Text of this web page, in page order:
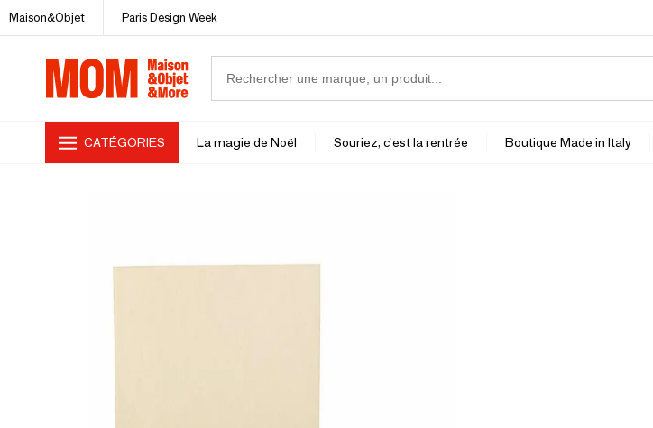
Maison&Objet Paris Design Week
CATÉGORIES La magie de Noël Souriez, c'est la rentrée Boutique Made in Italy